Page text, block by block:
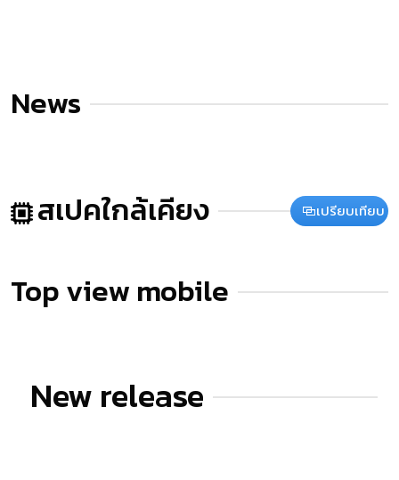
News
สเปคใกล้เคียง เปรียบเทียบ
Top view mobile
New release